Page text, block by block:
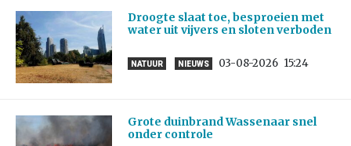
Droogte slaat toe, besproeien met
water uit vijvers en sloten verboden
NATUUR NIEUWS 03-08-2026 15:24
Grote duinbrand Wassenaar snel
onder controle